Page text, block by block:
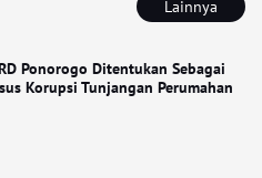
Lainnya
Ponorogo Ditentukan Sebagai
Korupsi Tunjangan Perumahan